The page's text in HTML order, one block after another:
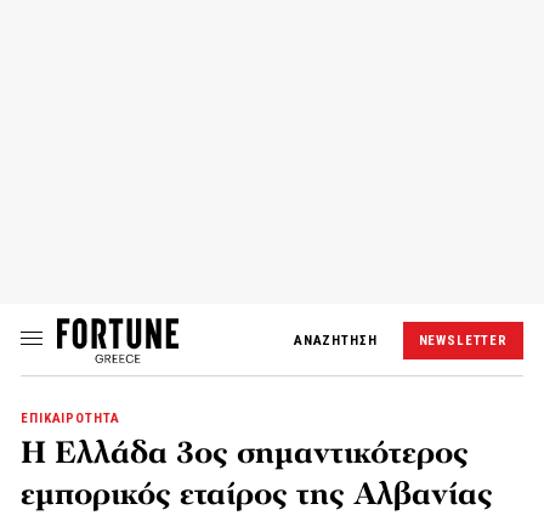
ΑΝΑΖΗΤΗΣΗ NEWSLETTER
ΕΠΙΚΑΙΡΟΤΗΤΑ
Η Ελλάδα 3ος σημαντικότερος
εμπορικός εταίρος της Αλβανίας